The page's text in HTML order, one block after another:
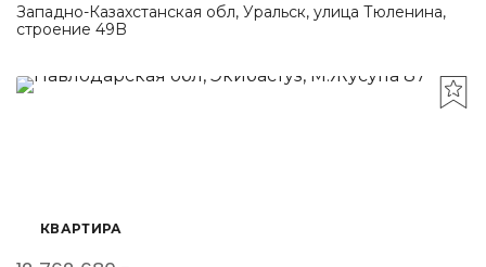
Западно-Казахстанская обл, Уральск, улица Тюленина,
строение 49B
КВАРТИРА